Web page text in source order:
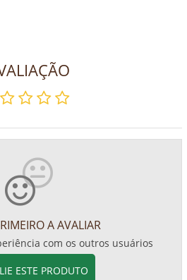
A AVALIAR
com os outros usuários
ESTE PRODUTO